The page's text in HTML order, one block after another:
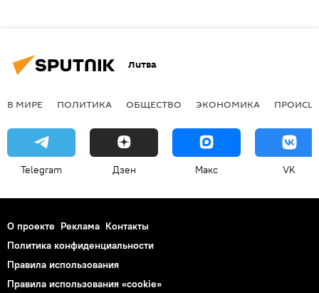
Литва
В МИРЕ ПОЛИТИКА ОБЩЕСТВО ЭКОНОМИКА
Telegram Дзен Макс VK
О проекте Реклама Контакты
Политика конфиденциальности
Правила использования
Правила использования «cookie»